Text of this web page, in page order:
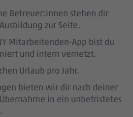
Betreuer:innen stehen dir
zur Seite.
Mitarbeitenden-App bist du
und intern vernetzt.
Urlaub pro Jahr.
bieten wir dir nach deiner
in ein unbefristetes